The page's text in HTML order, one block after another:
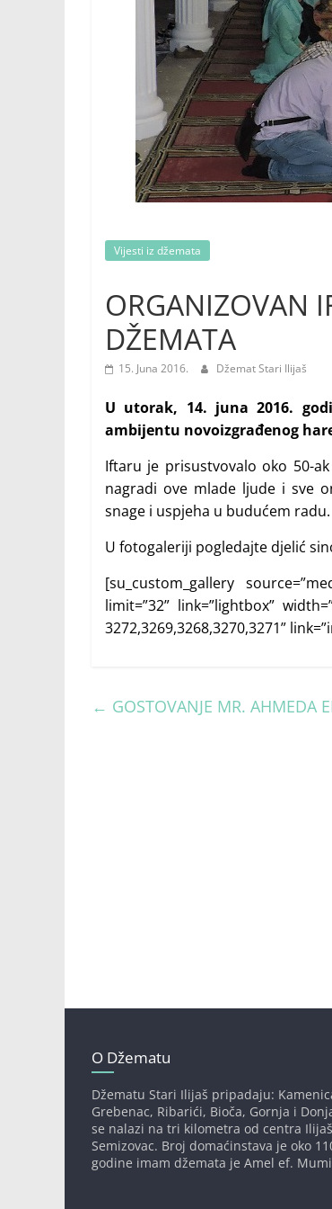
Vijesti iz džemata
ORGANIZOVAN
DŽEMATA
15. Juna 2016. Džemat Stari Ilijaš
U utorak, 14. juna 2016.
ambijentu novoizgrađenog
Iftaru je prisustvovalo oko 50-
nagradi ove mlade ljude i sve
snage i uspjeha u budućem radu.
U fotogaleriji pogledajte djelić
[su_custom_gallery
limit=”32” link=”lightbox”
3272,3269,3268,3270,3271”
← GOSTOVANJE MR. AHMEDA
O Džematu
Džematu Stari Ilijaš pripadaju:
Grebenac, Ribarići, Bioča, Gornja i
se nalazi na tri kilometra od centra
Semizovac. Broj domaćinstava je oko
godine imam džemata je Amel ef.